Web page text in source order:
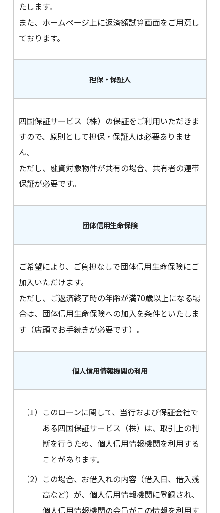
たします。
また、ホームページ上に返済額試算画面をご用意し
ております。
担保・保証人
四国保証サービス（株）の保証をご利用いただきま
すので、原則として担保・保証人は必要ありませ
ん。
ただし、融資対象物件が共有の場合、共有者の連帯
保証が必要です。
団体信用生命保険
ご希望により、ご負担なしで団体信用生命保険にご
加入いただけます。
ただし、ご返済終了時の年齢が満70歳以上になる場
合は、団体信用生命保険への加入を条件といたしま
す（店頭でお手続きが必要です）。
個人信用情報機関の利用
（1） このローンに関して、当行および保証会社で
ある四国保証サービス（株）は、取引上の判
断を行うため、個人信用情報機関を利用する
ことがあります。
（2） この場合、お借入れの内容（借入日、借入残
高など）が、個人信用情報機関に登録され、
個人信用情報機関の会員がこの情報を利用す